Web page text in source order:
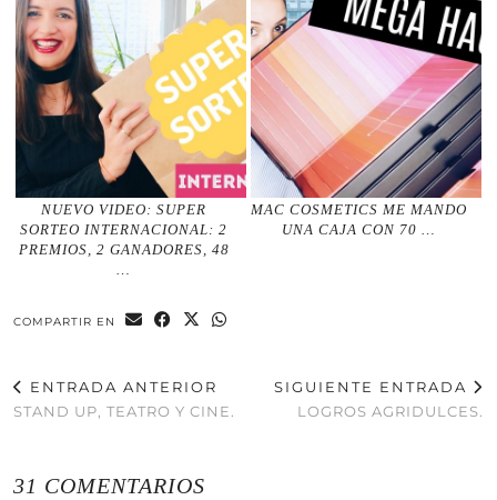
NUEVO VIDEO: SUPER
SORTEO INTERNACIONAL: 2
PREMIOS, 2 GANADORES, 48
MAC COSMETICS ME MANDO
UNA CAJA CON 70 …
COMPARTIR EN
ENTRADA ANTERIOR
STAND UP, TEATRO Y CINE.
SIGUIENTE ENTRADA
LOGROS AGRIDULCES.
31 COMENTARIOS